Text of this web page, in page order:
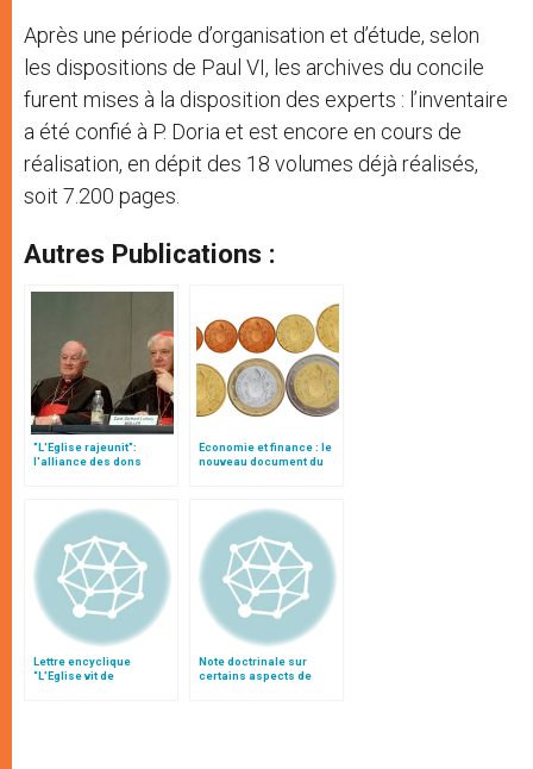
Après une période d’organisation et d’étude, selon
les dispositions de Paul VI, les archives du concile
furent mises à la disposition des experts : l’inventaire
a été confié à P. Doria et est encore en cours de
réalisation, en dépit des 18 volumes déjà réalisés,
soit 7.200 pages.
Autres Publications :
"L'Eglise rajeunit":
l'alliance des dons
Economie et finance : le
nouveau document du
Lettre encyclique
“L’Eglise vit de
Note doctrinale sur
certains aspects de